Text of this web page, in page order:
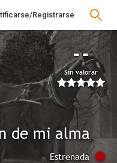
Registrarse
--
Sin valorar
de mi alma
Estrenada